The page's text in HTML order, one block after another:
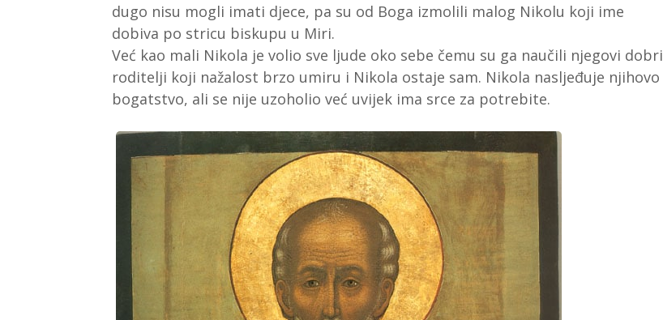
dugo nisu mogli imati djece, pa su od Boga izmolili malog Nikolu koji ime
dobiva po stricu biskupu u Miri.
Već kao mali Nikola je volio sve ljude oko sebe čemu su ga naučili njegovi dobri
roditelji koji nažalost brzo umiru i Nikola ostaje sam. Nikola nasljeđuje njihovo
bogatstvo, ali se nije uzoholio već uvijek ima srce za potrebite.